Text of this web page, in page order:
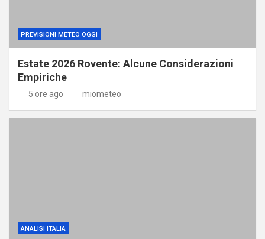
PREVISIONI METEO OGGI
Estate 2026 Rovente: Alcune Considerazioni
Empiriche
5 ore ago miometeo
ANALISI ITALIA